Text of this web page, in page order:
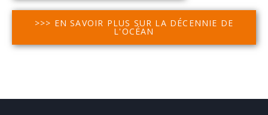
>>> EN SAVOIR PLUS SUR LA DÉCENNIE DE
L'OCÉAN